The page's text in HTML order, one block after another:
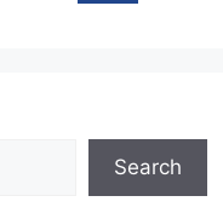
Search